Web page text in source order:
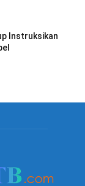
Instruksikan